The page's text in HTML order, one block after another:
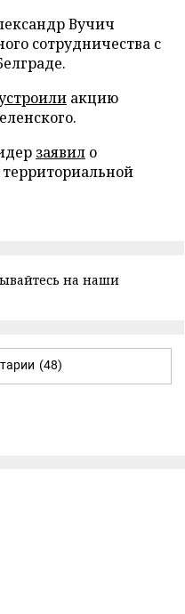
Вучич
сотрудничества с
акцию
заявил о
на наши
(48)